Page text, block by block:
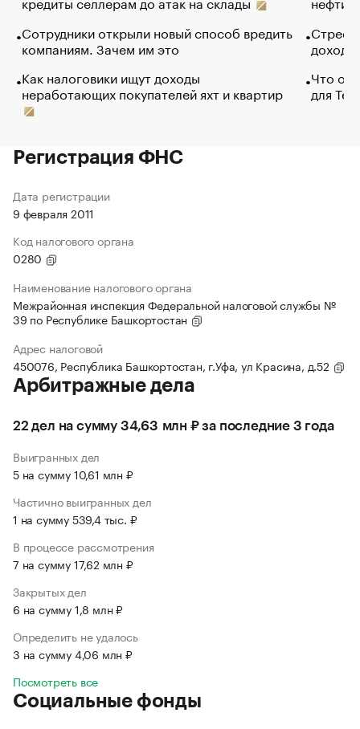
Сотрудники открыли новый способ вредить
компаниям. Зачем им это
Как налоговики ищут доходы
неработающих покупателей яхт и квартир
Что
для
Регистрация ФНС
Дата регистрации
9 февраля 2011
Код налогового органа
0280
Наименование налогового органа
Межрайонная инспекция Федеральной налоговой службы №
39 по Республике Башкортостан
Адрес налоговой
450076, Республика Башкортостан, г.Уфа, ул Красина, д.52
Арбитражные дела
22 дел на сумму 34,63 млн ₽ за последние 3 года
Выигранных дел
5 на сумму 10,61 млн ₽
Частично выигранных дел
1 на сумму 539,4 тыс. ₽
В процессе рассмотрения
7 на сумму 17,62 млн ₽
Закрытых дел
6 на сумму 1,8 млн ₽
Определить не удалось
3 на сумму 4,06 млн ₽
Посмотреть все
Социальные фонды